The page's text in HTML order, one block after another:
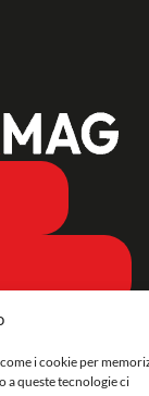
i cookie per
a queste tecnologie ci